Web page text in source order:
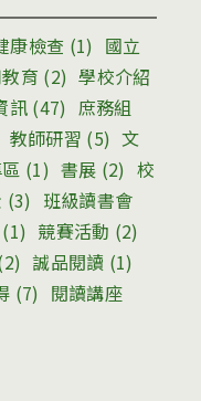
康檢查 (1) 國立
育 (2) 學校介紹
訊 (47) 庶務組
教師研習 (5) 文
(1) 書展 (2) 校
(3) 班級讀書會
(1) 競賽活動 (2)
誠品閱讀 (1)
(7) 閱讀講座